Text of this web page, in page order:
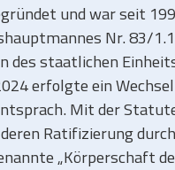
und war seit
Nr. 83/
staatlichen
erfolgte ein
Mit der
Ratifizierung
„Körperschaft